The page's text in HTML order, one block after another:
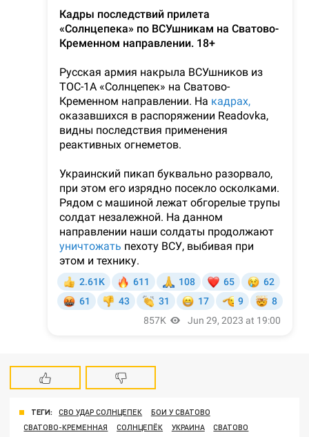
ТЕГИ: СВО УДАР СОЛНЦЕПЕК
БОИ У СВАТОВО
СВАТОВО-КРЕМЕННАЯ
СОЛНЦЕПЁК УКРАИНА
СВАТОВО